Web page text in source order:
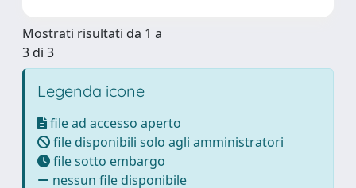
Mostrati risultati da 1 a
3 di 3
Legenda icone
file ad accesso aperto
file disponibili solo agli amministratori
file sotto embargo
nessun file disponibile